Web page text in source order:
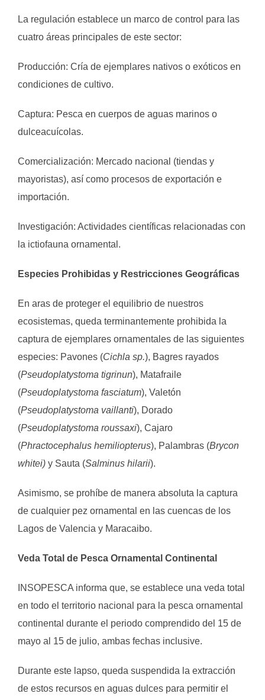
La regulación establece un marco de control para las
cuatro áreas principales de este sector:
Producción: Cría de ejemplares nativos o exóticos en
condiciones de cultivo.
Captura: Pesca en cuerpos de aguas marinos o
dulceacuícolas.
Comercialización: Mercado nacional (tiendas y
mayoristas), así como procesos de exportación e
importación.
Investigación: Actividades científicas relacionadas con
la ictiofauna ornamental.
Especies Prohibidas y Restricciones Geográficas
En aras de proteger el equilibrio de nuestros
ecosistemas, queda terminantemente prohibida la
captura de ejemplares ornamentales de las siguientes
especies: Pavones (Cichla sp.), Bagres rayados
(Pseudoplatystoma tigrinun), Matafraile
(Pseudoplatystoma fasciatum), Valetón
(Pseudoplatystoma vaillanti), Dorado
(Pseudoplatystoma roussaxi), Cajaro
(Phractocephalus hemiliopterus), Palambras (Brycon
whitei) y Sauta (Salminus hilarii).
Asimismo, se prohíbe de manera absoluta la captura
de cualquier pez ornamental en las cuencas de los
Lagos de Valencia y Maracaibo.
Veda Total de Pesca Ornamental Continental
INSOPESCA informa que, se establece una veda total
en todo el territorio nacional para la pesca ornamental
continental durante el periodo comprendido del 15 de
mayo al 15 de julio, ambas fechas inclusive.
Durante este lapso, queda suspendida la extracción
de estos recursos en aguas dulces para permitir el